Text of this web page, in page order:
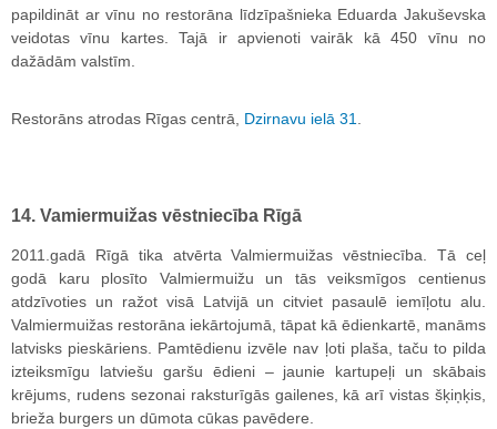
papildināt ar vīnu no restorāna līdzīpašnieka Eduarda Jakuševska
veidotas vīnu kartes. Tajā ir apvienoti vairāk kā 450 vīnu no
dažādām valstīm.
Restorāns atrodas Rīgas centrā, Dzirnavu ielā 31.
14. Vamiermuižas vēstniecība Rīgā
2011.gadā Rīgā tika atvērta Valmiermuižas vēstniecība. Tā ceļ
godā karu plosīto Valmiermuižu un tās veiksmīgos centienus
atdzīvoties un ražot visā Latvijā un citviet pasaulē iemīļotu alu.
Valmiermuižas restorāna iekārtojumā, tāpat kā ēdienkartē, manāms
latvisks pieskāriens. Pamtēdienu izvēle nav ļoti plaša, taču to pilda
izteiksmīgu latviešu garšu ēdieni – jaunie kartupeļi un skābais
krējums, rudens sezonai raksturīgās gailenes, kā arī vistas šķiņķis,
brieža burgers un dūmota cūkas pavēdere.